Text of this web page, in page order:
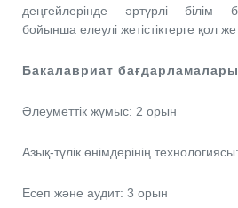
деңгейлерінде әртүрлі білім
бойынша елеулі жетістіктерге қол
Бакалавриат
Әлеуметтік жұмыс: 2 орын
Азық-түлік өнімдерінің
Есеп және аудит: 3 орын